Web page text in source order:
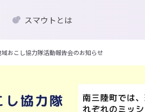
スマウトとは
おこし協力隊活動報告会のお知らせ